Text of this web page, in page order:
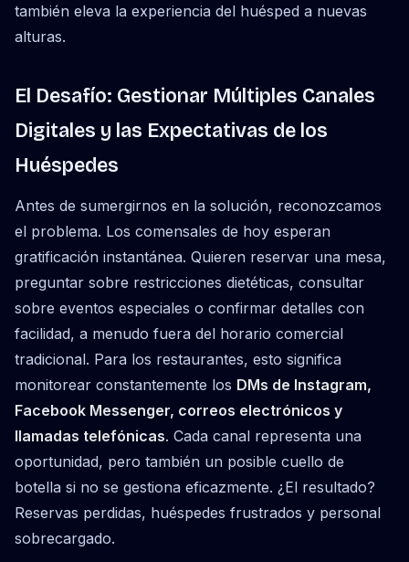
también eleva la experiencia del huésped a nuevas
alturas.
El Desafío: Gestionar Múltiples Canales
Digitales y las Expectativas de los
Huéspedes
Antes de sumergirnos en la solución, reconozcamos
el problema. Los comensales de hoy esperan
gratificación instantánea. Quieren reservar una mesa,
preguntar sobre restricciones dietéticas, consultar
sobre eventos especiales o confirmar detalles con
facilidad, a menudo fuera del horario comercial
tradicional. Para los restaurantes, esto significa
monitorear constantemente los DMs de Instagram,
Facebook Messenger, correos electrónicos y
llamadas telefónicas. Cada canal representa una
oportunidad, pero también un posible cuello de
botella si no se gestiona eficazmente. ¿El resultado?
Reservas perdidas, huéspedes frustrados y personal
sobrecargado.